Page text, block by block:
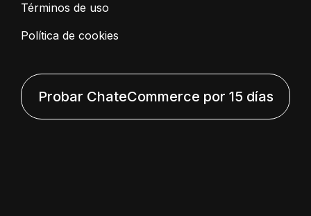
Términos de uso
Política de cookies
Probar ChateCommerce por 15 días